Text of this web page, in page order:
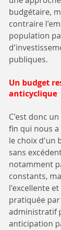
budgétaire,
contraire
population
publiques.
Un budget
anticyclique
C'est donc
fin qui nous
le choix d'un
sans
notamment
constants,
l'excellente
pratiquée par
administratif
anticipation